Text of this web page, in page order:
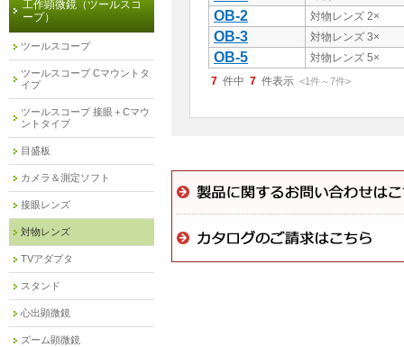
OB-2 対物レンズ 2×
OB-3 対物レンズ 3×
OB-5
対物レンズ 5×
7 件中 7 件表示 <1件～7件>
工作顕微鏡（ツールスコ
ープ）
ツールスコープ
ツールスコープ Cマウントタ
イプ
ツールスコープ 接眼＋Cマウ
ントタイプ
目盛板
カメラ＆測定ソフト
接眼レンズ
対物レンズ
TVアダプタ
スタンド
心出顕微鏡
ズーム顕微鏡